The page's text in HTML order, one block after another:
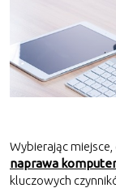
Wybierając
naprawa
kluczowych